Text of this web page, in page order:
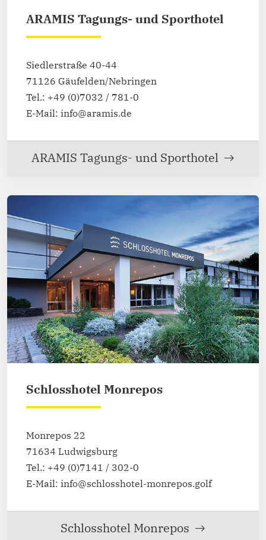
ARAMIS Tagungs- und Sporthotel
Siedlerstraße 40-44
71126 Gäufelden/Nebringen
Tel.: +49 (0)7032 / 781-0
E-Mail: info@aramis.de
ARAMIS Tagungs- und Sporthotel
Schlosshotel Monrepos
Monrepos 22
71634 Ludwigsburg
Tel.: +49 (0)7141 / 302-0
E-Mail: info@schlosshotel-monrepos.golf
Schlosshotel Monrepos